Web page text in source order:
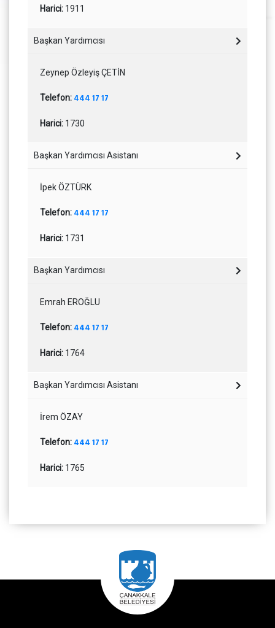
Harici: 1911
Başkan Yardımcısı
Zeynep Özleyiş ÇETİN
Telefon: 444 17 17
Harici: 1730
Başkan Yardımcısı Asistanı
İpek ÖZTÜRK
Telefon: 444 17 17
Harici: 1731
Başkan Yardımcısı
Emrah EROĞLU
Telefon: 444 17 17
Harici: 1764
Başkan Yardımcısı Asistanı
İrem ÖZAY
Telefon: 444 17 17
Harici: 1765